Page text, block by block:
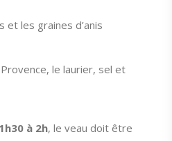
les graines d’anis
le laurier, sel et
1h30 à 2h, le veau doit être